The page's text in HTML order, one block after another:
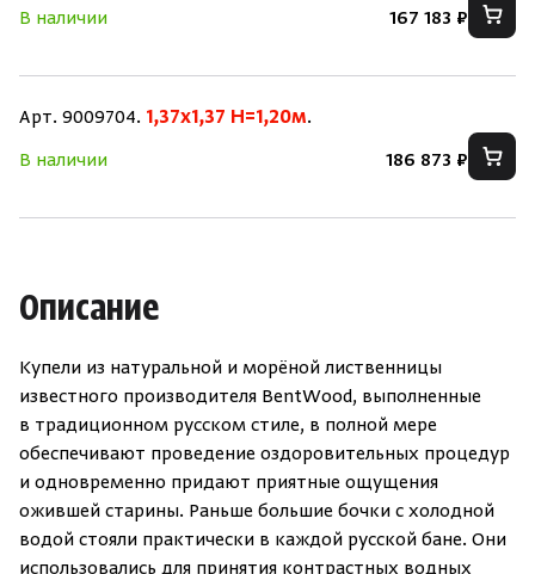
В наличии
167 183 ₽
Арт. 9009704. 1,37x1,37 H=1,20м.
В наличии
186 873 ₽
Описание
Купели из натуральной и морёной лиственницы
известного производителя BentWood, выполненные
в традиционном русском стиле, в полной мере
обеспечивают проведение оздоровительных процедур
и одновременно придают приятные ощущения
ожившей старины. Раньше большие бочки с холодной
водой стояли практически в каждой русской бане. Они
использовались для принятия контрастных водных
На главную
Войти
Зарегистрироваться
Зарегистрироваться